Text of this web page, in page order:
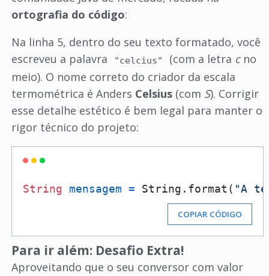
ortografia do código:
Na linha 5, dentro do seu texto formatado, você
escreveu a palavra
"celcius" (com a letra cno
meio). O nome correto do criador da escala
termométrica é Anders Celsius(com S). Corrigir
esse detalhe estético é bem legal para manter o
rigor técnico do projeto:
String mensagem = String.format( "A
COPIAR CÓDIGO
Para ir além: Desafio Extra!
Aproveitando que o seu conversor com valor